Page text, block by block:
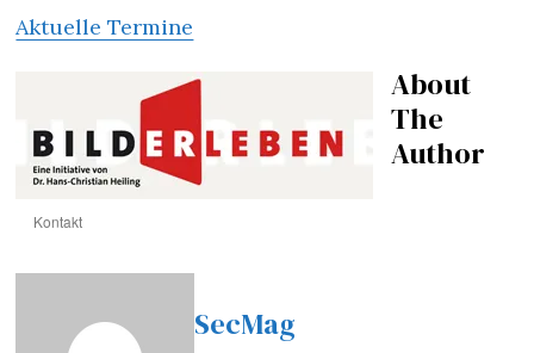
Aktuelle Termine
Kontakt
About
The
Author
SecMag